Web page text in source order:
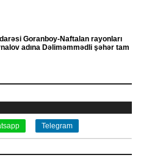
Goranboy-Naftalan rayonları
adına Dəliməmmədli şəhər tam
Telegram